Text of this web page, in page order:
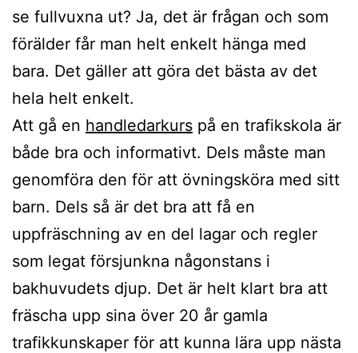
se fullvuxna ut? Ja, det är frågan och som
förälder får man helt enkelt hänga med
bara. Det gäller att göra det bästa av det
hela helt enkelt.
Att gå en handledarkurs på en trafikskola är
både bra och informativt. Dels måste man
genomföra den för att övningsköra med sitt
barn. Dels så är det bra att få en
uppfräschning av en del lagar och regler
som legat försjunkna någonstans i
bakhuvudets djup. Det är helt klart bra att
fräscha upp sina över 20 år gamla
trafikkunskaper för att kunna lära upp nästa